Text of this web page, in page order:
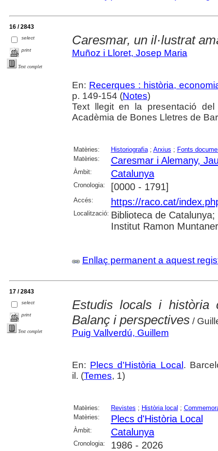
16 / 2843
select
print
Text complet
Caresmar, un il·lustrat
Muñoz i Lloret, Josep Maria
En: Recerques : història,
p. 149-154 (Notes)
Text llegit en la presentació
Acadèmia de Bones Lletres de
Matèries: Historiografia; Arxius ; Fonts
Matèries:
Caresmar i Alemany,
Àmbit: Catalunya
Cronologia: [0000 - 1791]
Accés: https://raco.cat/
Localització: Biblioteca de
Institut Ramon
Enllaç permanent a aquest
17 / 2843
select
print
Text complet
Estudis locals i història
Balanç i perspectives/
Puig Vallverdú, Guillem
En: Plecs d'Història Local .
il. (Temes, 1)
Matèries: Revistes ; Història local ;
Matèries:
Plecs d'Història Local
Àmbit: Catalunya
Cronologia: 1986 - 2026